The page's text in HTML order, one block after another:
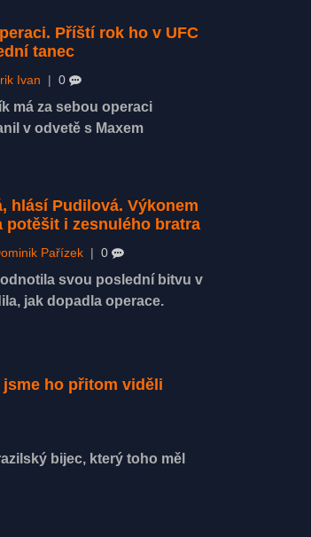
Příští rok ho v UFC
tanec
Ivan | 0
má za sebou operaci
v odvetě s Maxem
hlásí Pudilová. Výkonem
potěšit i zesnulého bratra
Pařízek | 0
svou poslední bitvu v
jak dopadla operace.
ho přitom viděli
bijec, který toho měl